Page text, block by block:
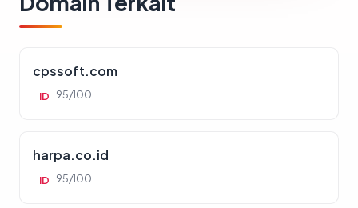
cpssoft.com
ID 95/100
harpa.co.id
ID 95/100